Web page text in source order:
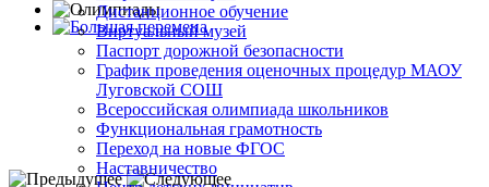
Дистанционное обучение
Виртуальный музей
Паспорт дорожной безопасности
График проведения оценочных процедур МАОУ
Луговской СОШ
Всероссийская олимпиада школьников
Функциональная грамотность
Переход на новые ФГОС
Наставничество